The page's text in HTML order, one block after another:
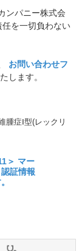
ンパニー株式会
を一切負わない
お問い合わせフ
します。
腫症Ⅰ型(レックリ